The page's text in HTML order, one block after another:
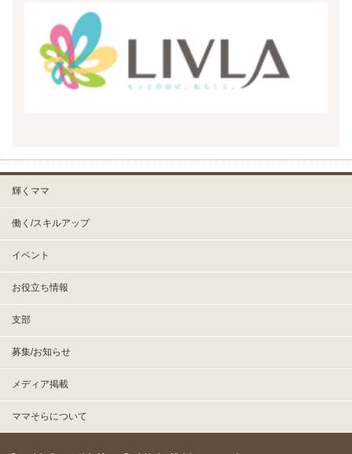
輝くママ
働く/スキルアップ
イベント
お役立ち情報
支部
募集/お知らせ
メディア掲載
ママそらについて